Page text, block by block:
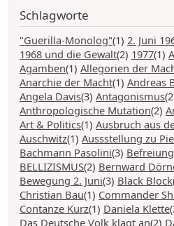
Schlagworte
"Guerilla-Monolog"(1) 2. Juni
1968 und die Gewalt(2) 1977(1)
Agamben(1) Allegorien der
Anarchie der Macht(1) Andreas
Angela Davis(3) Antagonismus
Anthropologische Mutation(2)
Art & Politics(1) Ausbruch aus
Auschwitz(1) Aussstellung zu
Bachmann Pasolini(3)
BELLIZISMUS(2) Bernward
Bewegung 2. Juni(3) Black Block
Christian Bau(1) Commander
Contanze Kurz(1) Daniela Klette
Das Deutsche Volk klagt an(2)